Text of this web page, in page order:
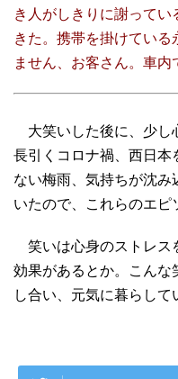
き人がしきりに謝って
きた。携帯を掛けてい
ません、お客さん。車内
大笑いした後に、少し
長引くコロナ禍、西日本
ない梅雨、気持ちが沈
いたので、これらのエピ
笑いは心身のストレス
効果があるとか。こんな
し合い、元気に暮らして